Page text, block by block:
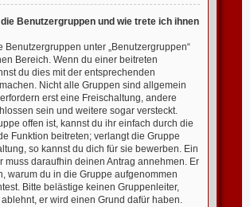
Benutzergruppen und wie trete ich ihnen
Benutzergruppen unter „Benutzergruppen“
Bereich. Wenn du einer beitreten
du dies mit der entsprechenden
Nicht alle Gruppen sind allgemein
erst eine Freischaltung, andere
sein und weitere sogar versteckt.
offen ist, kannst du ihr einfach durch die
Funktion beitreten; verlangt die Gruppe
so kannst du dich für sie bewerben. Ein
muss daraufhin deinen Antrag annehmen. Er
warum du in die Gruppe aufgenommen
Bitte belästige keinen Gruppenleiter,
er wird einen Grund dafür haben.